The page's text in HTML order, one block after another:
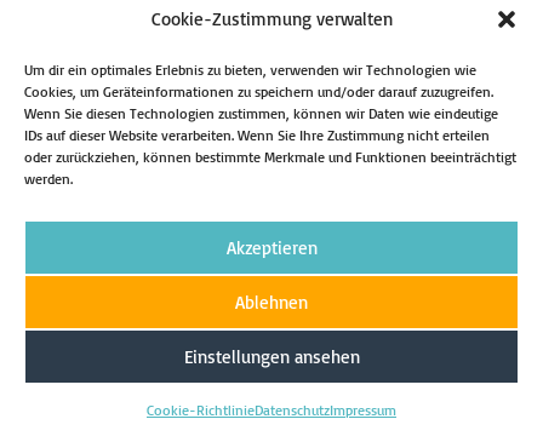
Cookie-Zustimmung verwalten
Um dir ein optimales Erlebnis zu bieten, verwenden wir Technologien wie
Cookies, um Geräteinformationen zu speichern und/oder darauf zuzugreifen.
Wenn Sie diesen Technologien zustimmen, können wir Daten wie eindeutige
IDs auf dieser Website verarbeiten. Wenn Sie Ihre Zustimmung nicht erteilen
oder zurückziehen, können bestimmte Merkmale und Funktionen beeinträchtigt
werden.
Akzeptieren
Ablehnen
Einstellungen ansehen
Cookie-RichtlinieDatenschutzImpressum
2. April 2024 Aktuell
Weiterlesen
Copyright 2026 - Matthias Eggers MdL